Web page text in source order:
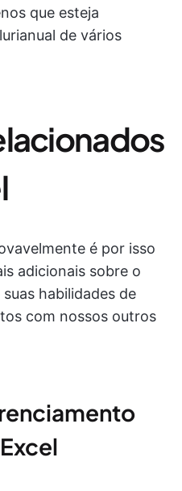
que esteja
de vários
é por isso
adicionais sobre o
habilidades de
com nossos outros